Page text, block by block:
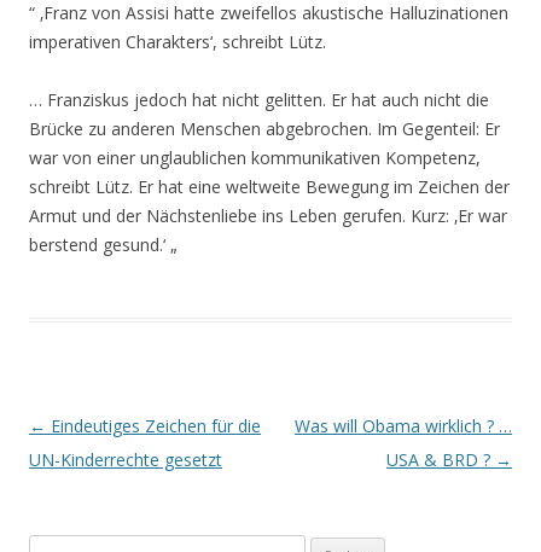
“ ‚Franz von Assisi hatte zweifellos akustische Halluzinationen
imperativen Charakters‘, schreibt Lütz.
… Franziskus jedoch hat nicht gelitten. Er hat auch nicht die
Brücke zu anderen Menschen abgebrochen. Im Gegenteil: Er
war von einer unglaublichen kommunikativen Kompetenz,
schreibt Lütz. Er hat eine weltweite Bewegung im Zeichen der
Armut und der Nächstenliebe ins Leben gerufen. Kurz: ‚Er war
berstend gesund.‘ „
Beitrags-
Navigation
← Eindeutiges Zeichen für die
UN-Kinderrechte gesetzt
Was will Obama wirklich ? …
USA & BRD ? →